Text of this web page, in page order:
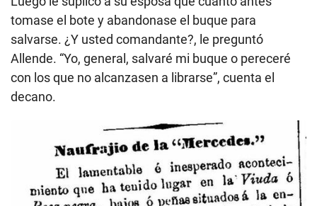
tomase el bote y abandonase el buque para
salvarse. ¿Y usted comandante?, le preguntó
Allende. “Yo, general, salvaré mi buque o pereceré
con los que no alcanzasen a librarse”, cuenta el
decano.